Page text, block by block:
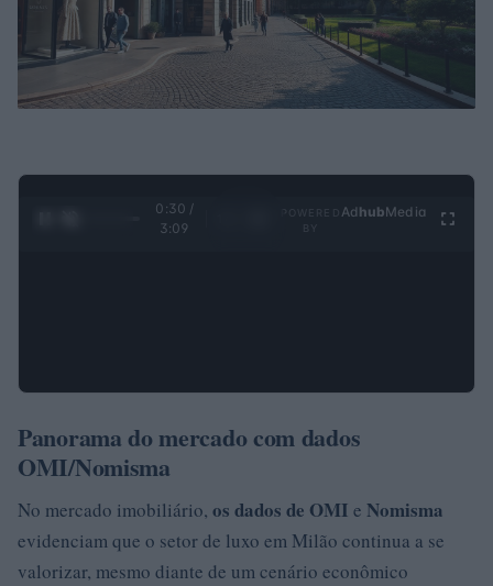
0:31 /
3:09
Ad hubMedia
Panorama do mercado com dados
OMI/Nomisma
No mercado imobiliário, os dados de OMI e Nomisma
evidenciam que o setor de luxo em Milão continua a se
valorizar, mesmo diante de um cenário econômico